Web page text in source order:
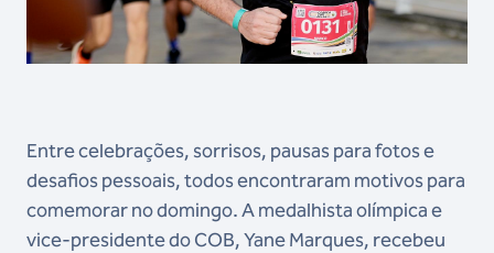
Entre celebrações, sorrisos, pausas para fotos e
desafios pessoais, todos encontraram motivos para
comemorar no domingo. A medalhista olímpica e
vice-presidente do COB, Yane Marques, recebeu